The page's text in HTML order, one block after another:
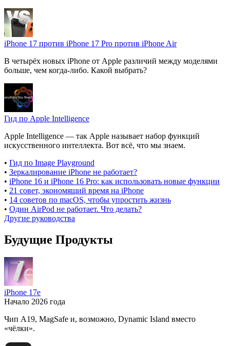
iPhone 17 против iPhone 17 Pro против iPhone Air
В четырёх новых iPhone от Apple различий между моделями
больше, чем когда-либо. Какой выбрать?
Гид по Apple Intelligence
Apple Intelligence — так Apple называет набор функций
искусственного интеллекта. Вот всё, что мы знаем.
• Гид по Image Playground
• Зеркалирование iPhone не работает?
• iPhone 16 и iPhone 16 Pro: как использовать новые функции
• 21 совет, экономящий время на iPhone
• 14 советов по macOS, чтобы упростить жизнь
• Один AirPod не работает. Что делать?
Другие руководства
Будущие Продукты
iPhone 17e
Начало 2026 года
Чип A19, MagSafe и, возможно, Dynamic Island вместо
«чёлки».